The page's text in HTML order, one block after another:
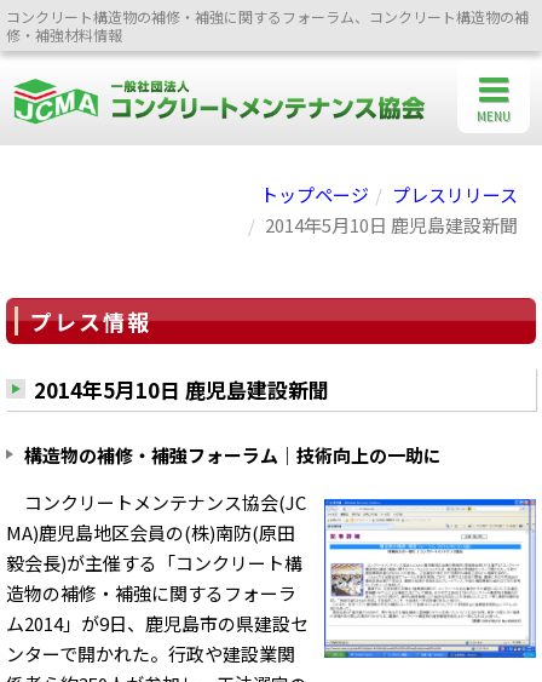
コンクリート構造物の補修・補強に関するフォーラム、コンクリート構造物の補
修・補強材料情報
トップページ
プレスリリース
2014年5月10日 鹿児島建設新聞
プレス情報
2014年5月10日 鹿児島建設新聞
構造物の補修・補強フォーラム｜技術向上の一助に
コンクリートメンテナンス協会(JC
MA)鹿児島地区会員の(株)南防(原田
毅会長)が主催する「コンクリート構
造物の補修・補強に関するフォーラ
ム2014」が9日、鹿児島市の県建設セ
ンターで開かれた。行政や建設業関
MENU